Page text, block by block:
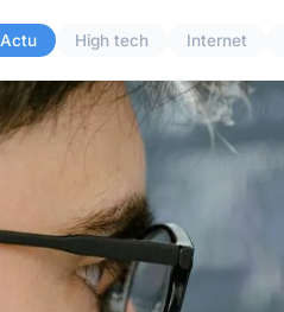
Actu High tech Internet